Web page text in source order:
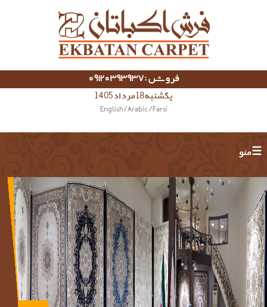
فروش :09120393937
یکشنبه 18 مرداد 1405
English/ Arabic / Farsi
☰ منو